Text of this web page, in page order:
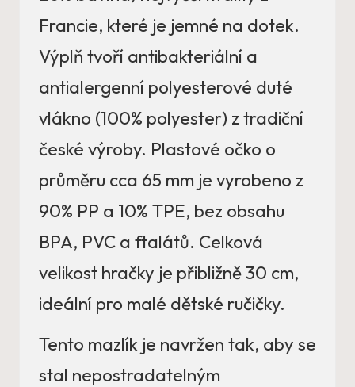
Francie, které je jemné na dotek.
Výplň tvoří antibakteriální a
antialergenní polyesterové duté
vlákno (100% polyester) z tradiční
české výroby. Plastové očko o
průměru cca 65 mm je vyrobeno z
90% PP a 10% TPE, bez obsahu
BPA, PVC a ftalátů. Celková
velikost hračky je přibližně 30 cm,
ideální pro malé dětské ručičky.
Tento mazlík je navržen tak, aby se
stal nepostradatelným